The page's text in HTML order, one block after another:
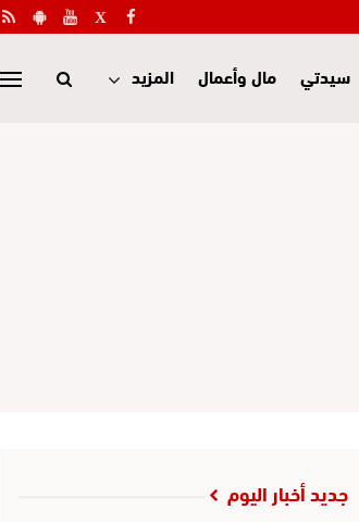
سيدتي مال وأعمال المزيد
جديد أخبار اليوم